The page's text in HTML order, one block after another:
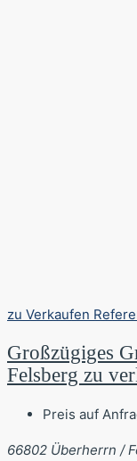
zu Verkaufen
Großzügiges
Felsberg zu
Preis auf
66802 Überherrn /